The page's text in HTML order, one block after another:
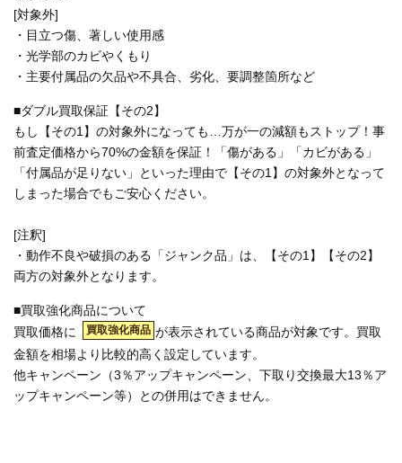
[対象外]
・目立つ傷、著しい使用感
・光学部のカビやくもり
・主要付属品の欠品や不具合、劣化、要調整箇所など
■ダブル買取保証【その2】
もし【その1】の対象外になっても…万が一の減額もストップ！事
前査定価格から70%の金額を保証！「傷がある」「カビがある」
「付属品が足りない」といった理由で【その1】の対象外となって
しまった場合でもご安心ください。
[注釈]
・動作不良や破損のある「ジャンク品」は、【その1】【その2】
両方の対象外となります。
■買取強化商品について
買取価格に
買取強化商品 が表示されている商品が対象です。買取
金額を相場より比較的高く設定しています。
他キャンペーン（3％アップキャンペーン、下取り交換最大13％ア
ップキャンペーン等）との併用はできません。